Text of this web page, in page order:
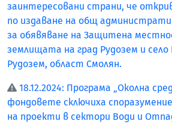
заинтересовани страни, че
по издаване на общ
за обявяване на Защитена
землищата на град Рудозем и
Рудозем, област Смолян.
18.12.2024: Програма „Околна
фондовете сключиха
на проекти в сектори Води и